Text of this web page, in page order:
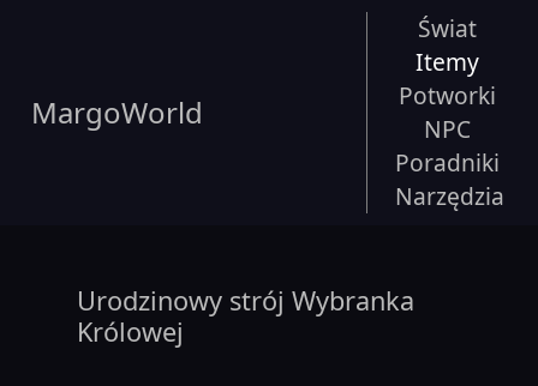
MargoWorld
Świat
Itemy
Potworki
NPC
Poradniki
Narzędzia
Urodzinowy strój Wybranka
Królowej